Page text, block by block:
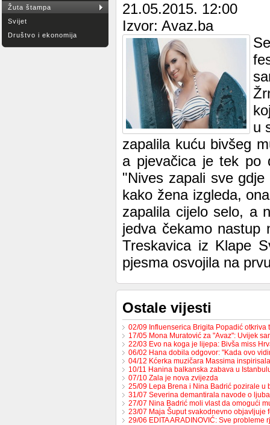
Žuta štampa
Svijet
Društvo i ekonomija
21.05.2015. 12:00
Izvor: Avaz.ba
u
zapalila kuću bivšeg
a pjevačica je tek po
"Nives zapali sve
kako žena izgleda,
zapalila cijelo selo, a
jedva čekamo nastup
Treskavica iz Klape
pjesma osvojila na
Ostale vijesti
02/09 Influenserica Brigita Popadić
17/05 Mona Muratović za "Avaz": Uvijek
22/03 Evo na koga je lijepa: Bivša miss
06/02 Hana dobila odgovor: "Kada ovo
04/12 Kćerka muzičara Massima
10/11 Hanina balkanska zabava u
07/10 Zala je nova zvijezda
25/09 Lepa Brena i Nina Badrić pozirale u
31/07 Severina demantirala navode o
27/07 Nina Badrić moli vlast da omogući
23/07 Maja Šuput svakodnevno objavljuje
29/06 EDITA ARADINOVIĆ: Sve